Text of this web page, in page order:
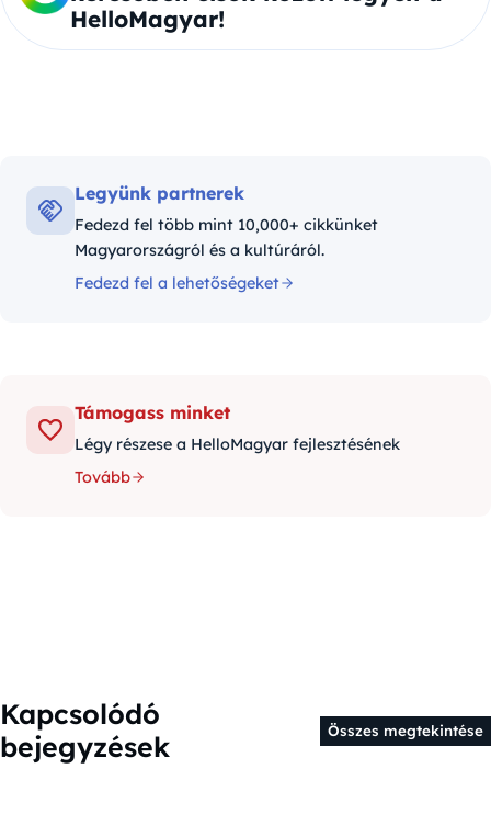
HelloMagyar!
Legyünk partnerek
Fedezd fel több mint 10,000+ cikkünket
Magyarországról és a kultúráról.
Fedezd fel a lehetőségeket
Támogass minket
Légy részese a HelloMagyar fejlesztésének
Tovább
Kapcsolódó
bejegyzések
Összes megtekintése